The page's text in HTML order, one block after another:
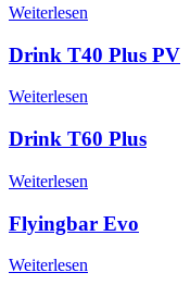
Weiterlesen
Drink T40 Plus PV
Weiterlesen
Drink T60 Plus
Weiterlesen
Flyingbar Evo
Weiterlesen